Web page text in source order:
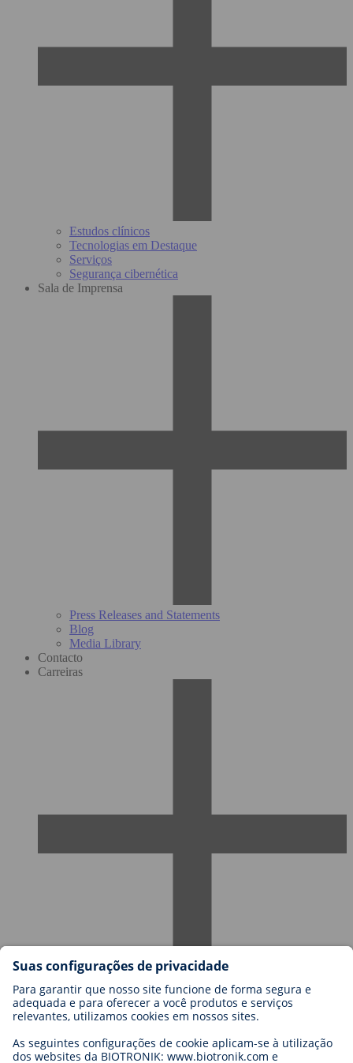
Estudos clínicos
Tecnologias em Destaque
Serviços
Segurança cibernética
Sala de Imprensa
Press Releases and Statements
Blog
Media Library
Contacto
Carreiras
Carreiras na BIOTRONIK
Níveis de carreira
Candidatura
Oportunidades de carreira